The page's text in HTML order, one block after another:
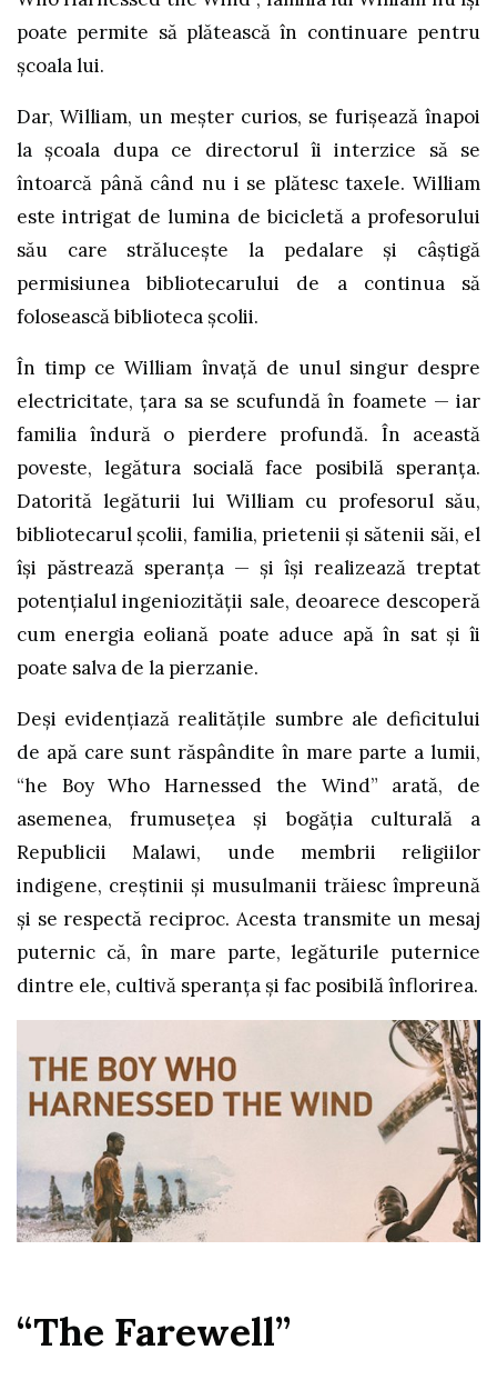
poate permite să plătească în continuare pentru
școala lui.
Dar, William, un meșter curios, se furișează înapoi
la școala dupa ce directorul îi interzice să se
întoarcă până când nu i se plătesc taxele. William
este intrigat de lumina de bicicletă a profesorului
său care strălucește la pedalare și câștigă
permisiunea bibliotecarului de a continua să
folosească biblioteca școlii.
În timp ce William învață de unul singur despre
electricitate, țara sa se scufundă în foamete — iar
familia îndură o pierdere profundă. În această
poveste, legătura socială face posibilă speranța.
Datorită legăturii lui William cu profesorul său,
bibliotecarul școlii, familia, prietenii și sătenii săi, el
își păstrează speranța — și își realizează treptat
potențialul ingeniozității sale, deoarece descoperă
cum energia eoliană poate aduce apă în sat și îi
poate salva de la pierzanie.
Deși evidențiază realitățile sumbre ale deficitului
de apă care sunt răspândite în mare parte a lumii,
“he Boy Who Harnessed the Wind” arată, de
asemenea, frumusețea și bogăția culturală a
Republicii Malawi, unde membrii religiilor
indigene, creștinii și musulmanii trăiesc împreună
și se respectă reciproc. Acesta transmite un mesaj
puternic că, în mare parte, legăturile puternice
dintre ele, cultivă speranța și fac posibilă înflorirea.
“The Farewell”